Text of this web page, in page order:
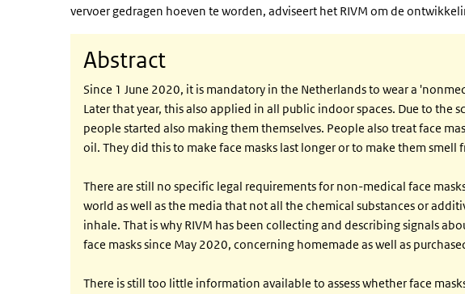
vervoer gedragen hoeven te worden, adviseert het RIVM om de
Abstract
Since 1 June 2020, it is mandatory in the Netherlands to wear a
Later that year, this also applied in all public indoor spaces. Due to the
people started also making them themselves. People also treat face
oil. They did this to make face masks last longer or to make them smell
There are still no specific legal requirements for non-medical face
world as well as the media that not all the chemical substances or
inhale. That is why RIVM has been collecting and describing signals
face masks since May 2020, concerning homemade as well as
There is still too little information available to assess whether face